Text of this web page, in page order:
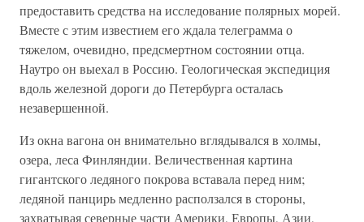
предоставить средства на исследование полярных морей.
Вместе с этим известием его ждала телеграмма о
тяжелом, очевидно, предсмертном состоянии отца.
Наутро он выехал в Россию. Геологическая экспедиция
вдоль железной дороги до Петербурга осталась
незавершенной.
Из окна вагона он внимательно вглядывался в холмы,
озера, леса Финляндии. Величественная картина
гигантского ледяного покрова вставала перед ним;
ледяной панцирь медленно расползался в стороны,
захватывая северные части Америки, Европы, Азии,